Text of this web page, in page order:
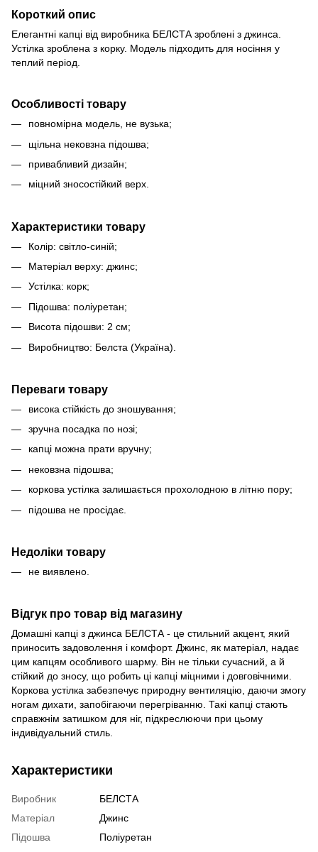
Короткий опис
Елегантні капці від виробника БЕЛСТА зроблені з джинса.
Устілка зроблена з корку. Модель підходить для носіння у
теплий період.
Особливості товару
повномірна модель, не вузька;
щільна нековзна підошва;
привабливий дизайн;
міцний зносостійкий верх.
Характеристики товару
Колір: світло-синій;
Матеріал верху: джинс;
Устілка: корк;
Підошва: поліуретан;
Висота підошви: 2 см;
Виробництво: Белста (Україна).
Переваги товару
висока стійкість до зношування;
зручна посадка по нозі;
капці можна прати вручну;
нековзна підошва;
коркова устілка залишається прохолодною в літню пору;
підошва не просідає.
Недоліки товару
не виявлено.
Відгук про товар від магазину
Домашні капці з джинса БЕЛСТА - це стильний акцент, який
приносить задоволення і комфорт. Джинс, як матеріал, надає
цим капцям особливого шарму. Він не тільки сучасний, а й
стійкий до зносу, що робить ці капці міцними і довговічними.
Коркова устілка забезпечує природну вентиляцію, даючи змогу
ногам дихати, запобігаючи перегріванню. Такі капці стають
справжнім затишком для ніг, підкреслюючи при цьому
індивідуальний стиль.
Характеристики
Виробник
БЕЛСТА
Матеріал
Джинс
Підошва
Поліуретан